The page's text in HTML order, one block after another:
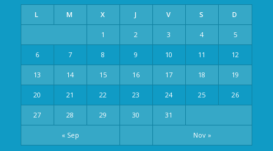
L M X J V S D
« Sep Nov »
1 2 3 4 5
6 7 8 9 10 11 12
13 14 15 16 17 18 19
20 21 22 23 24 25 26
27 28 29 30 31